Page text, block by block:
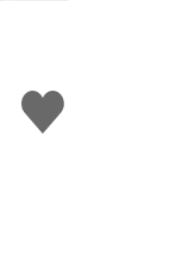
Me
gusta
esto